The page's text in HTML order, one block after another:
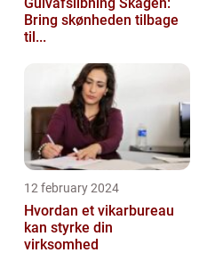
Bring skønheden tilbage
til...
12 february 2024
Hvordan et vikarbureau
kan styrke din
virksomhed